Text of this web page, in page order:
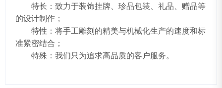
特长：致力于装饰挂牌、珍品包装、礼品、赠品等
的设计制作；
特性：将手工雕刻的精美与机械化生产的速度和标
准紧密结合；
特殊：我们只为追求高品质的客户服务。